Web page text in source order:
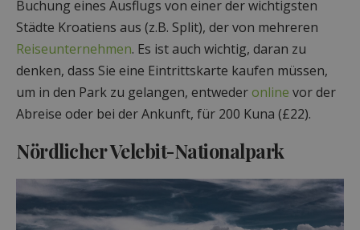
Buchung eines Ausflugs von einer der wichtigsten
Städte Kroatiens aus (z.B. Split), der von mehreren
Reiseunternehmen. Es ist auch wichtig, daran zu
denken, dass Sie eine Eintrittskarte kaufen müssen,
um in den Park zu gelangen, entwederonline vor der
Abreise oder bei der Ankunft, für 200 Kuna (£22).
Nördlicher Velebit-Nationalpark